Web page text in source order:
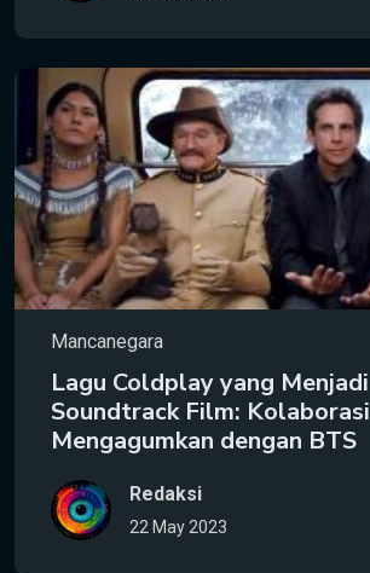
Mancanegara
Lagu Coldplay yang Menjadi
Soundtrack Film: Kolaborasi
Mengagumkan dengan BTS
Redaksi
22 May 2023